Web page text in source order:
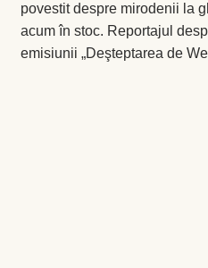
povestit despre mirodenii la
acum în stoc. Reportajul
emisiunii „Deşteptarea de